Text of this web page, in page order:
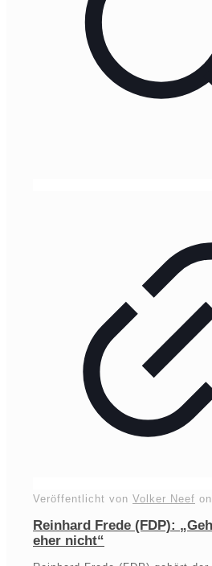
Veröffentlicht von Volker Neef on
Reinhard Frede (FDP):
eher nicht“